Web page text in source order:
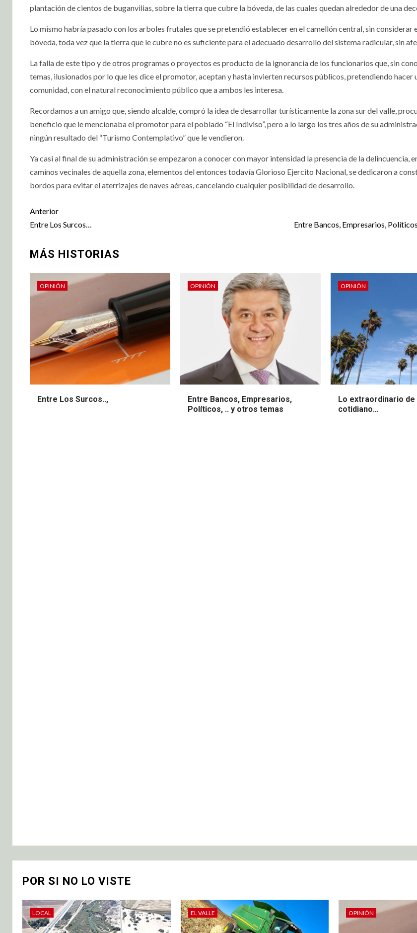
plantación de cientos de buganvilias, sobre la tierra que cubre la bóveda, de las cuales quedan alrededor de una
Lo mismo habría pasado con los arboles frutales que se pretendió establecer en el camellón central, sin considerar
bóveda, toda vez que la tierra que le cubre no es suficiente para el adecuado desarrollo del sistema radicular, sin
La falla de este tipo y de otros programas o proyectos es producto de la ignorancia de los funcionarios que, sin
temas, ilusionados por lo que les dice el promotor, aceptan y hasta invierten recursos públicos, pretendiendo hacer
comunidad, con el natural reconocimiento público que a ambos les interesa.
Recordamos a un amigo que, siendo alcalde, compró la idea de desarrollar turísticamente la zona sur del valle,
beneficio que le mencionaba el promotor para el poblado “El Indiviso”, pero a lo largo los tres años de su
ningún resultado del “Turismo Contemplativo” que le vendieron.
Ya casi al final de su administración se empezaron a conocer con mayor intensidad la presencia de la delincuencia,
caminos vecinales de aquella zona, elementos del entonces todavía Glorioso Ejercito Nacional, se dedicaron a
bordos para evitar el aterrizajes de naves aéreas, cancelando cualquier posibilidad de desarrollo.
Anterior
Entre Los Surcos…
Entre Bancos, Empresarios,
MÁS HISTORIAS
OPINIÓN
Entre Los Surcos..,
OPINIÓN
Entre Bancos, Empresarios,
Políticos, .. y otros temas
OPINIÓN
Lo extraordinario de
cotidiano…
POR SI NO LO VISTE
LOCAL EL VALLE OPINIÓN